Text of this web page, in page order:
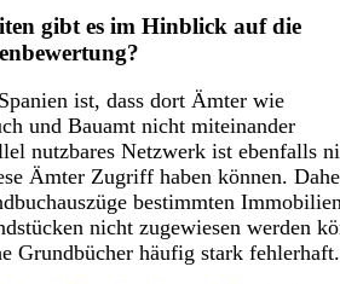
gibt es im Hinblick auf die
ist, dass dort Ämter wie
und Bauamt nicht miteinander
nutzbares Netzwerk ist ebenfalls
Ämter Zugriff haben können.
bestimmten
nicht zugewiesen werden
Grundbücher häufig stark fehlerhaft.